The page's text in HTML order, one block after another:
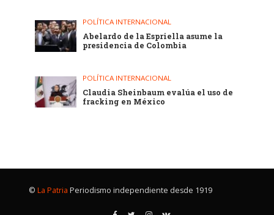
POLÍTICA INTERNACIONAL
Abelardo de la Espriella asume la
presidencia de Colombia
POLÍTICA INTERNACIONAL
Claudia Sheinbaum evalúa el uso de
fracking en México
© La Patria Periodismo independiente desde 1919